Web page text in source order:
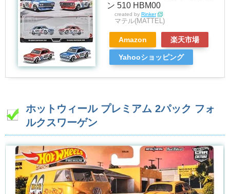
ン 510 HBM00
created by Rinker
マテル(MATTEL)
Amazon 楽天市場
Yahooショッピング
ホットウィール プレミアム 2パック フォ
ルクスワーゲン